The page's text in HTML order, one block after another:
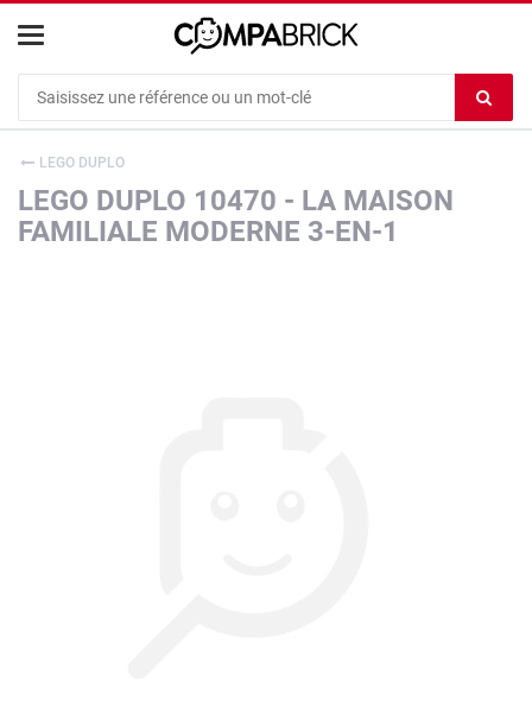
le
LEGO DUPLO
LEGO DUPLO 10470 - LA MAISON
FAMILIALE MODERNE 3-EN-1
Cookies management panel